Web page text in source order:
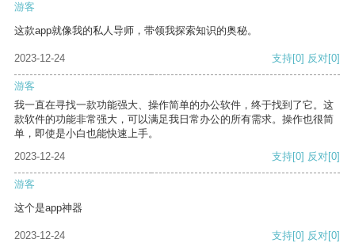
游客
这款app就像我的私人导师，带领我探索知识的奥秘。
2023-12-24 支持[0] 反对[0]
游客
我一直在寻找一款功能强大、操作简单的办公软件，终于找到了它。这
款软件的功能非常强大，可以满足我日常办公的所有需求。操作也很简
单，即使是小白也能快速上手。
2023-12-24
支持[0] 反对[0]
游客
这个是app神器
2023-12-24 支持[0] 反对[0]